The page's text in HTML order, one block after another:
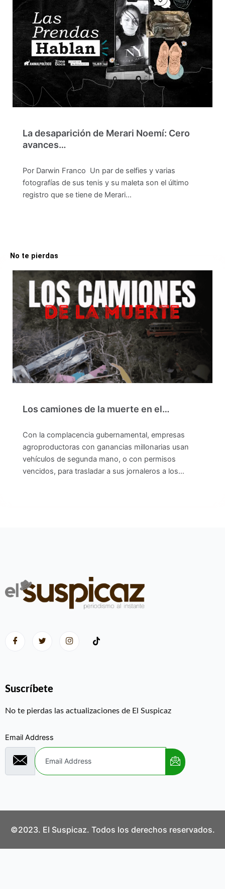
La desaparición de Merari Noemí: Cero
avances…
Por Darwin Franco Un par de selfies y varias
fotografías de sus tenis y su maleta son el último
registro que se tiene de Merari…
No te pierdas
Los camiones de la muerte en el…
Con la complacencia gubernamental, empresas
agroproductoras con ganancias millonarias usan
vehículos de segunda mano, o con permisos
vencidos, para trasladar a sus jornaleros a los…
Suscríbete
No te pierdas las actualizaciones de El Suspicaz
Email Address
©2023. El Suspicaz. Todos los derechos reservados.